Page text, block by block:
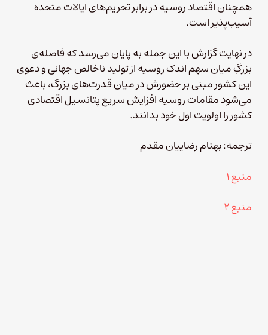
همچنان اقتصاد روسیه در برابر تحریم‌های ایالات متحده
آسیب‌پذیر است.
در نهایت گزارش با این جمله به پایان می‌رسد که فاصله‌ی
بزرگِ میان سهم اندک روسیه از تولید ناخالص جهانی و دعوی
این کشور مبنی بر حضورش در میان قدرت‌های بزرگ، باعث
می‌شود مقامات روسیه افزایش سریع پتانسیل اقتصادی
کشور را اولویت اول خود بدانند.
ترجمه:‌ بهنام رضاییان مقدم
منبع ۱
منبع ۲